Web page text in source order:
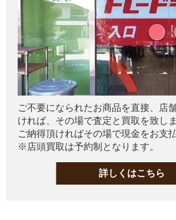
ご不要になられたお商品を直接、店
ければ、その場で査定と買取を致し
ご納得頂ければその場で現金をお支
※店頭買取は予約制となります。
詳しくはこちら